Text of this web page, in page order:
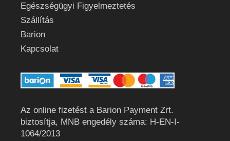
Egészségügyi Figyelmeztetés
Szállítás
Barion
Kapcsolat
Az online fizetést a Barion Payment Zrt.
biztosítja, MNB engedély száma: H-EN-I-
1064/2013